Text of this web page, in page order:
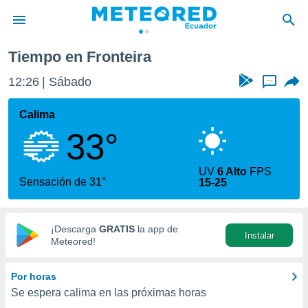
de
ha
calidad.
a este
las
y
digital
basada
Tiempo en Fronteira
12:26 Sábado ...
Calima
33°
Sensación de 31°
UV6 Alto FPS
15-25
¡Descarga GRATIS la app de
Meteored!
Instalar
Por horas
Se espera calima en las próximas horas